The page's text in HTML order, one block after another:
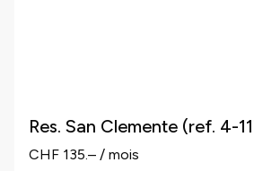
Res. San Clemente (ref. 4-
CHF 135.– / mois